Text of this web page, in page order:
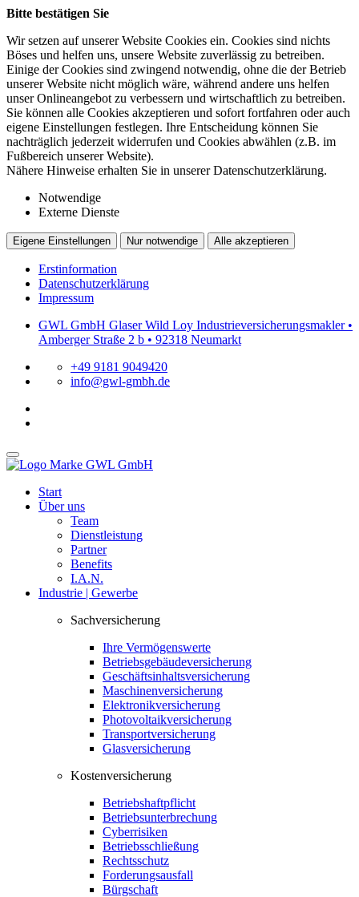
Bitte bestätigen Sie
Wir setzen auf unserer Website Cookies ein. Cookies sind nichts
Böses und helfen uns, unsere Website zuverlässig zu betreiben.
Einige der Cookies sind zwingend notwendig, ohne die der Betrieb
unserer Website nicht möglich wäre, während andere uns helfen
unser Onlineangebot zu verbessern und wirtschaftlich zu betreiben.
Sie können alle Cookies akzeptieren und sofort fortfahren oder auch
eigene Einstellungen festlegen. Ihre Entscheidung können Sie
nachträglich jederzeit widerrufen und Cookies abwählen (z.B. im
Fußbereich unserer Website).
Nähere Hinweise erhalten Sie in unserer Datenschutzerklärung.
Notwendige
Externe Dienste
Eigene Einstellungen Nur notwendige Alle akzeptieren
Erstinformation
Datenschutzerklärung
Impressum
GWL GmbH Glaser Wild Loy Industrieversicherungsmakler •
Amberger Straße 2 b • 92318 Neumarkt
+49 9181 9049420
info@gwl-gmbh.de
Start
Über uns
Team
Dienstleistung
Partner
Benefits
I.A.N.
Industrie | Gewerbe
Sachversicherung
Ihre Vermögenswerte
Betriebsgebäudeversicherung
Geschäftsinhaltsversicherung
Maschinenversicherung
Elektronikversicherung
Photovoltaikversicherung
Transportversicherung
Glasversicherung
Kostenversicherung
Betriebshaftpflicht
Betriebsunterbrechung
Cyberrisiken
Betriebsschließung
Rechtsschutz
Forderungsausfall
Bürgschaft